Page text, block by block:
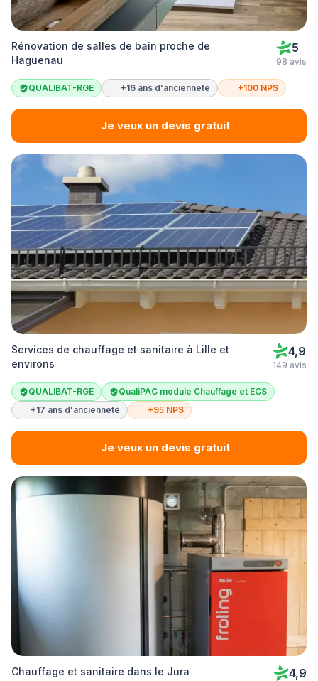
Rénovation de salles de bain proche de
Haguenau
5
98 avis
QUALIBAT-RGE +16 ans d'ancienneté +100 NPS
Je veux un devis gratuit
Services de chauffage et sanitaire à Lille et
environs
4,9
149 avis
QUALIBAT-RGE
QualiPAC module Chauffage et ECS
+17 ans d'ancienneté
+95 NPS
Je veux un devis gratuit
Chauffage et sanitaire dans le Jura 4,9